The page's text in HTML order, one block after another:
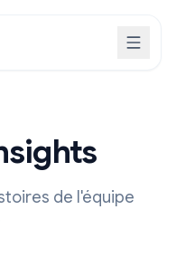
de l'équipe